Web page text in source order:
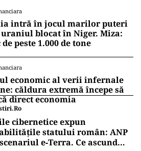
intră în jocul marilor puteri
blocat în Niger. Miza:
peste 1.000 de tone
economic al verii infernale
căldura extremă începe să
direct economia
cibernetice expun
statului român: ANP
e‑Terra. Ce ascund